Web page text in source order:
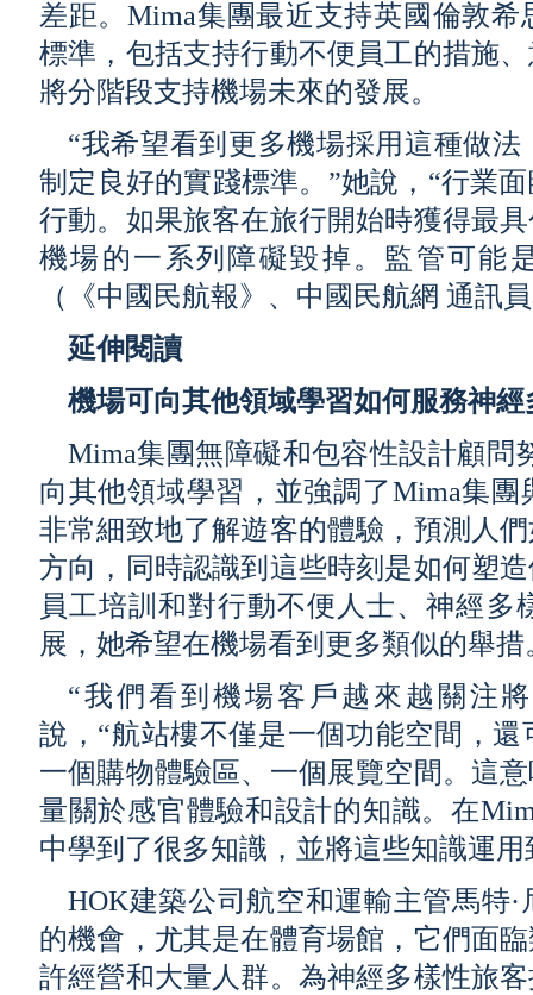
差距。Mima集團最近支持英國倫敦
標準，包括支持行動不便員工的措施
將分階段支持機場未來的發展。
“我希望看到更多機場採用這種做
制定良好的實踐標準。”她說，“行業
行動。如果旅客在旅行開始時獲得最
機場的一系列障礙毀掉。監管可能
（《中國民航報》、中國民航網 通訊
延伸閱讀
機場可向其他領域學習如何服務神
Mima集團無障礙和包容性設計顧問
向其他領域學習，並強調了Mima集
非常細致地了解遊客的體驗，預測人
方向，同時認識到這些時刻是如何塑
員工培訓和對行動不便人士、神經多
展，她希望在機場看到更多類似的舉措
“我們看到機場客戶越來越關注
說，“航站樓不僅是一個功能空間，
一個購物體驗區、一個展覽空間。這
量關於感官體驗和設計的知識。在
中學到了很多知識，並將這些知識運
HOK建築公司航空和運輸主管馬特
的機會，尤其是在體育場館，它們面
許經營和大量人群。為神經多樣性旅